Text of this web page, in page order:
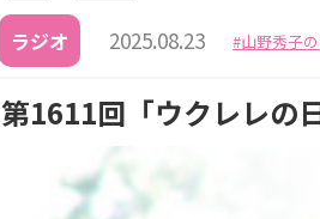
ラジオ
2025.08.23 山野秀子
第1611回「ウクレレの